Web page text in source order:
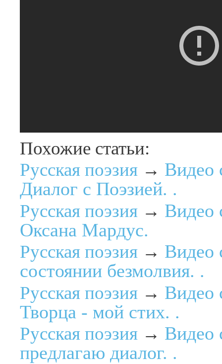
Похожие статьи:
Русская поэзия → Видео
Диалог с Поэзией. .
Русская поэзия → Видео
Оксана Мардус.
Русская поэзия → Видео
состоянии безмолвия. .
Русская поэзия → Видео
Творца - мой стих. .
Русская поэзия → Видео
предлагаю диалог. .